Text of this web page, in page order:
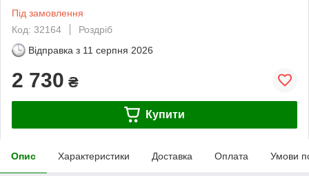
Під замовлення
Код: 32164
Роздріб
Відправка з 11 серпня 2026
2 730 ₴
Купити
Опис Характеристики Доставка Оплата Умови